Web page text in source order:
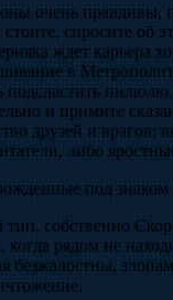
очень правдивы,
стоите, спросите об
ждет карьера
в
подсластить
и примите
друзей и
либо
под знаком
собственно
когда рядом не
безжалостны,